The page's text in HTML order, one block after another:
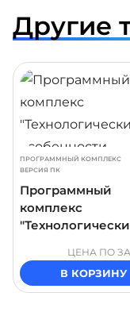
Другие
ПРОГРАММНЫЙ КОМПЛЕКС
ВЕРСИЯ ПК
Программный
комплекс
доильных залов"
ЦЕНА ПО
В КОРЗИНУ